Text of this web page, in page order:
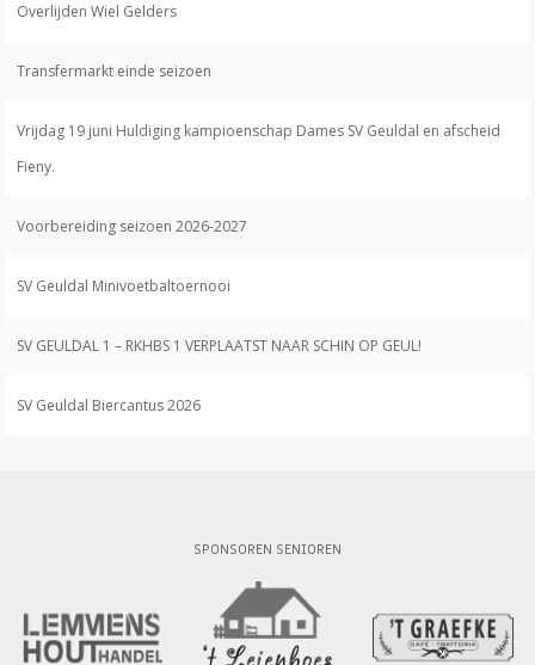
Overlijden Wiel Gelders
Transfermarkt einde seizoen
Vrijdag 19 juni Huldiging kampioenschap Dames SV Geuldal en afscheid
Fieny.
Voorbereiding seizoen 2026-2027
SV Geuldal Minivoetbaltoernooi
SV GEULDAL 1 – RKHBS 1 VERPLAATST NAAR SCHIN OP GEUL!
SV Geuldal Biercantus 2026
SPONSOREN SENIOREN